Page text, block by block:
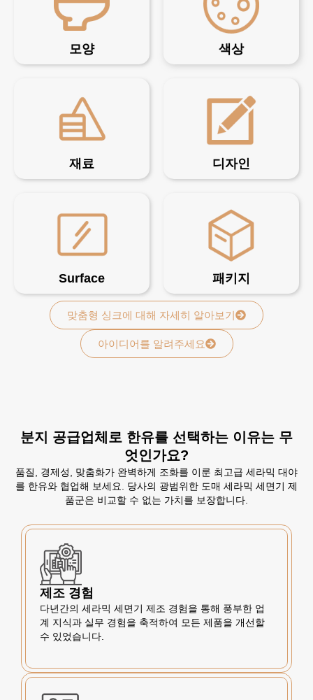
모양 색상
재료 디자인
Surface 패키지
맞춤형 싱크에 대해 자세히 알아보기
아이디어를 알려주세요
분지 공급업체로 한유를 선택하는 이유는 무
엇인가요?
품질, 경제성, 맞춤화가 완벽하게 조화를 이룬 최고급 세라믹 대야
를 한유와 협업해 보세요. 당사의 광범위한 도매 세라믹 세면기 제
품군은 비교할 수 없는 가치를 보장합니다.
제조 경험
다년간의 세라믹 세면기 제조 경험을 통해 풍부한 업
계 지식과 실무 경험을 축적하여 모든 제품을 개선할
수 있었습니다.